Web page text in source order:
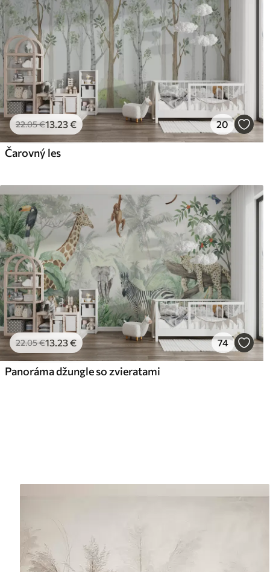
22.05€13.23€ 20
Čarovný les
22.05€13.23€ 74
Panoráma džungle so zvieratami